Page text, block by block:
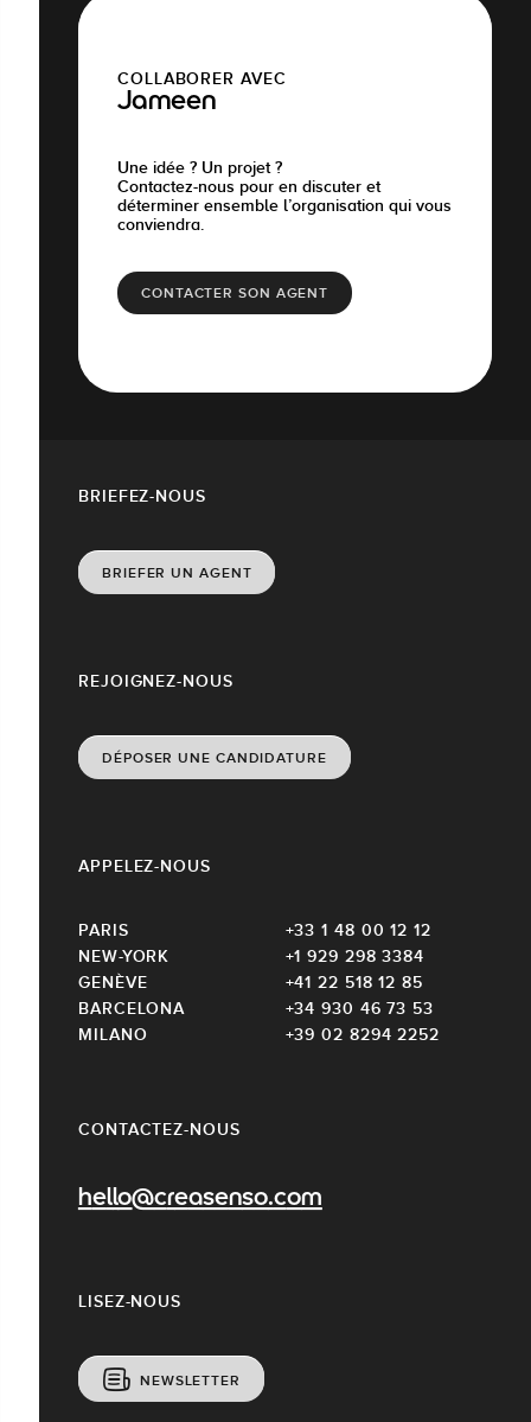
COLLABORER AVEC
Jameen
Une idée ? Un projet ?
Contactez-nous pour en discuter et
déterminer ensemble l’organisation qui vous
conviendra.
CONTACTER SON AGENT
CONTACTEZ-NOUS
hello@creasenso.com
REJOIGNEZ-NOUS
DÉPOSER UNE CANDIDATURE
LISEZ-NOUS
NEWSLETTER
APPELEZ-NOUS
PARIS
+33 1 48 00 12 12
NEW-YORK
+1 929 298 3384
GENÈVE
+41 22 518 12 85
BARCELONA
+34 930 46 73 53
MILANO
+39 02 8294 2252
BRIEFEZ-NOUS
BRIEFER UN AGENT